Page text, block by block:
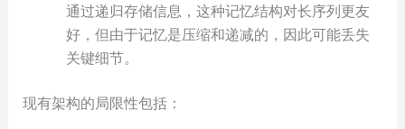
通过递归存储信息，这种记忆结构对长序列更友
好，但由于记忆是压缩和递减的，因此可能丢失
关键细节。
现有架构的局限性包括：